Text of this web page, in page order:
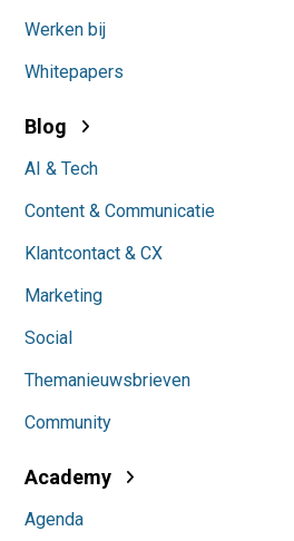
Werken bij
Whitepapers
Blog
AI & Tech
Content & Communicatie
Klantcontact & CX
Marketing
Social
Themanieuwsbrieven
Community
Academy
Agenda